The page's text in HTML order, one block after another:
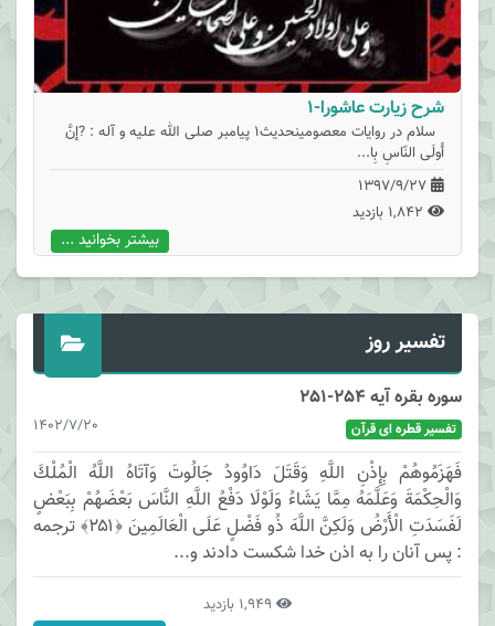
شرح زیارت عاشورا-1
سلام در روایات معصومینحدیث1 پيامبر صلى‏ الله ‏عليه ‏و ‏آله : ?إنَّ
أَولَى النّاسِ بِا...
بیشتر بخوانید ...
تفسیر روز
سوره بقره آیه 254-251
1402/7/20 تفسیر قطره ای قرآن
فَهَزَمُوهُمْ بِإِذْنِ اللَّهِ وَقَتَلَ دَاوُودُ جَالُوتَ وَآتَاهُ اللَّهُ الْمُلْكَ
وَالْحِكْمَةَ وَعَلَّمَهُ مِمَّا يَشَاءُ وَلَوْلَا دَفْعُ اللَّهِ النَّاسَ بَعْضَهُمْ بِبَعْضٍ
لَفَسَدَتِ الْأَرْضُ وَلَكِنَّ اللَّهَ ذُو فَضْلٍ عَلَى الْعَالَمِينَ ﴿۲۵۱﴾ ترجمه
: پس آنان را به اذن خدا شكست دادند و...